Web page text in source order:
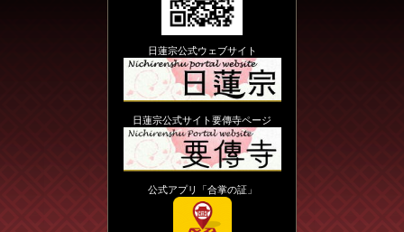
日蓮宗公式ウェブサイト
日蓮宗公式サイト要傳寺ページ
公式アプリ「合掌の証」